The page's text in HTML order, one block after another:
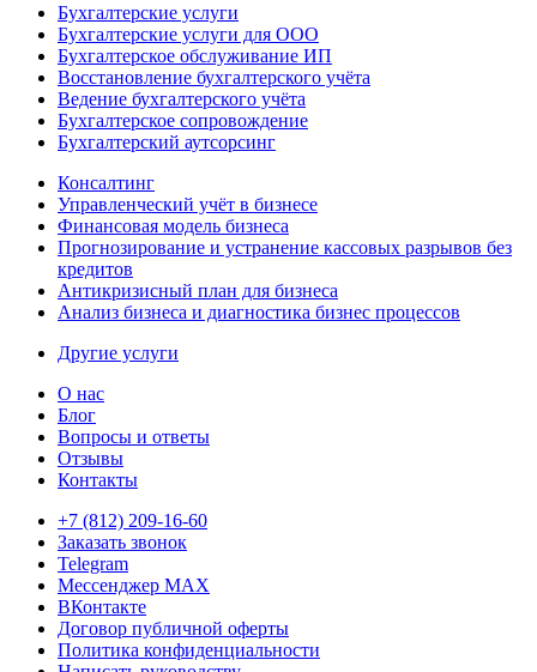
Бухгалтерские услуги
Бухгалтерские услуги для ООО
Бухгалтерское обслуживание ИП
Восстановление бухгалтерского учёта
Ведение бухгалтерского учёта
Бухгалтерское сопровождение
Бухгалтерский аутсорсинг
Консалтинг
Управленческий учёт в бизнесе
Финансовая модель бизнеса
Прогнозирование и устранение кассовых разрывов без
кредитов
Антикризисный план для бизнеса
Анализ бизнеса и диагностика бизнес процессов
Другие услуги
О нас
Блог
Вопросы и ответы
Отзывы
Контакты
+7 (812) 209-16-60
Заказать звонок
Telegram
Мессенджер MAX
ВКонтакте
Договор публичной оферты
Политика конфиденциальности